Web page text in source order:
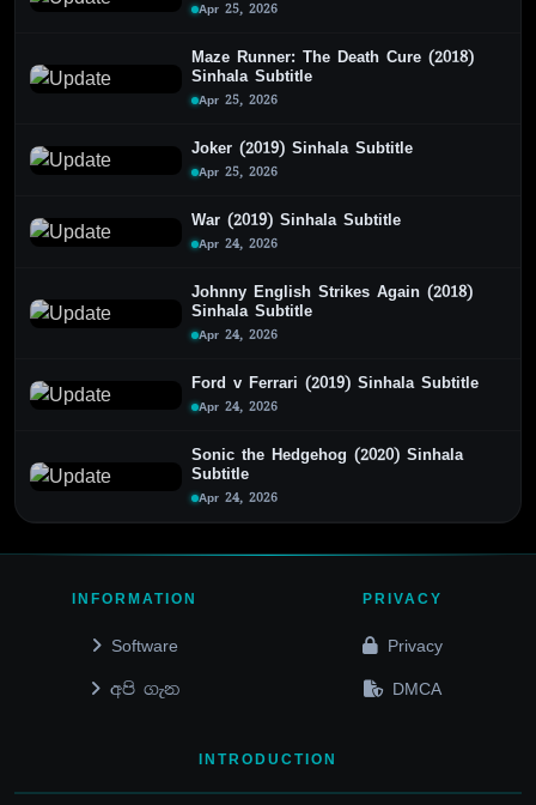
Apr 25, 2026
Maze Runner: The Death Cure (2018)
Sinhala Subtitle
Apr 25, 2026
Joker (2019) Sinhala Subtitle
Apr 25, 2026
War (2019) Sinhala Subtitle
Apr 24, 2026
Johnny English Strikes Again (2018)
Sinhala Subtitle
Apr 24, 2026
Ford v Ferrari (2019) Sinhala Subtitle
Apr 24, 2026
Sonic the Hedgehog (2020) Sinhala
Subtitle
Apr 24, 2026
INFORMATION
Software
අපි ගැන
PRIVACY
Privacy
DMCA
INTRODUCTION